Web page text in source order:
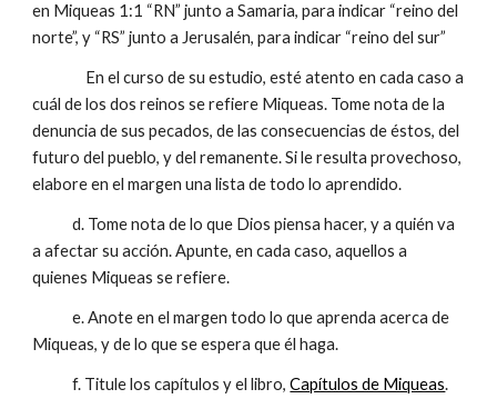
en Miqueas 1:1 “RN” junto a Samaria, para indicar “reino del
norte”, y “RS” junto a Jerusalén, para indicar “reino del sur”
En el curso de su estudio, esté atento en cada caso a
cuál de los dos reinos se refiere Miqueas. Tome nota de la
denuncia de sus pecados, de las consecuencias de éstos, del
futuro del pueblo, y del remanente. Si le resulta provechoso,
elabore en el margen una lista de todo lo aprendido.
d. Tome nota de lo que Dios piensa hacer, y a quién va
a afectar su acción. Apunte, en cada caso, aquellos a
quienes Miqueas se refiere.
e. Anote en el margen todo lo que aprenda acerca de
Miqueas, y de lo que se espera que él haga.
f. Titule los capítulos y el libro,Capítulos de Miqueas.